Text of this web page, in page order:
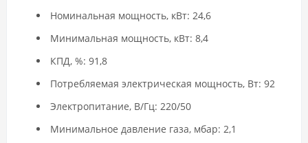
Номинальная мощность, кВт: 24,6
Минимальная мощность, кВт: 8,4
КПД, %: 91,8
Потребляемая электрическая мощность, Вт: 92
Электропитание, В/Гц: 220/50
Минимальное давление газа, мбар: 2,1